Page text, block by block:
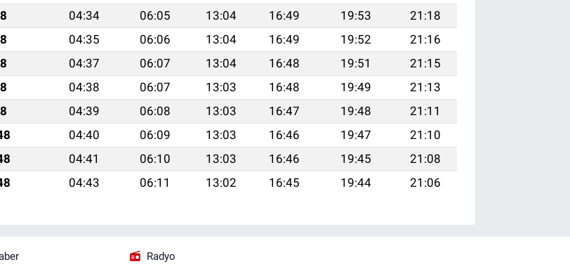
04:34 06:05 13:04 16:49 19:53
21:18
04:35 06:06 13:04 16:49 19:52
21:16
04:37 06:07 13:04 16:48 19:51
21:15
04:38 06:07 13:03 16:48 19:49
21:13
04:39 06:08 13:03 16:47 19:48
21:11
04:40 06:09 13:03 16:46 19:47
21:10
04:41 06:10 13:03 16:46 19:45
21:08
04:43 06:11 13:02 16:45 19:44 21:06
Radyo